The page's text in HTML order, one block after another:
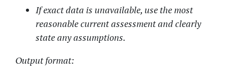
If exact data is unavailable, use the most
reasonable current assessment and clearly
state any assumptions.
Output format: